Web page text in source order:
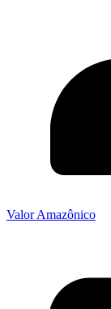
Valor Amazônico